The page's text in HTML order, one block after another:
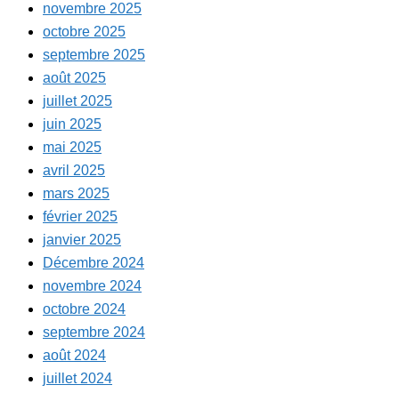
novembre 2025
octobre 2025
septembre 2025
août 2025
juillet 2025
juin 2025
mai 2025
avril 2025
mars 2025
février 2025
janvier 2025
Décembre 2024
novembre 2024
octobre 2024
septembre 2024
août 2024
juillet 2024